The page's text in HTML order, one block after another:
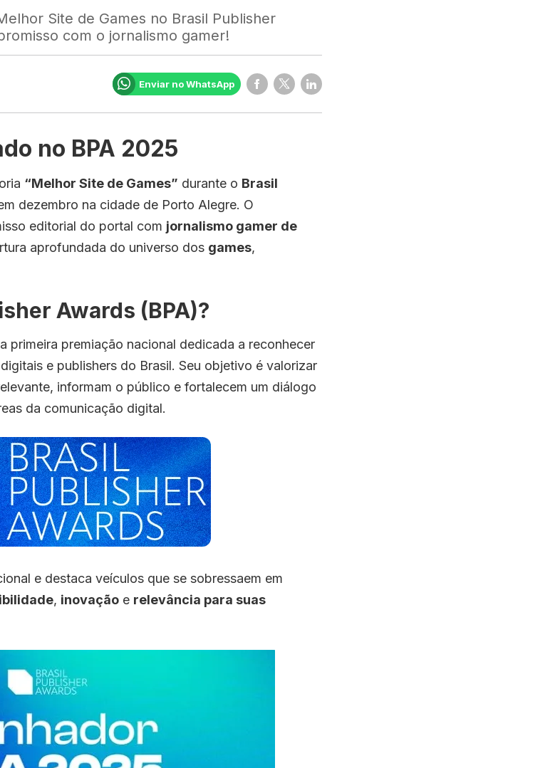
Site de Games no Brasil Publisher
com o jornalismo gamer!
Enviar no WhatsApp
no BPA 2025
“Melhor Site de Games” durante o Brasil
dezembro na cidade de Porto Alegre. O
editorial do portal com jornalismo gamer de
aprofundada do universo dos games,
Awards (BPA)?
primeira premiação nacional dedicada a reconhecer
e publishers do Brasil. Seu objetivo é valorizar
informam o público e fortalecem um diálogo
da comunicação digital.
e destaca veículos que se sobressaem em
, inovaçãoe relevância para suas